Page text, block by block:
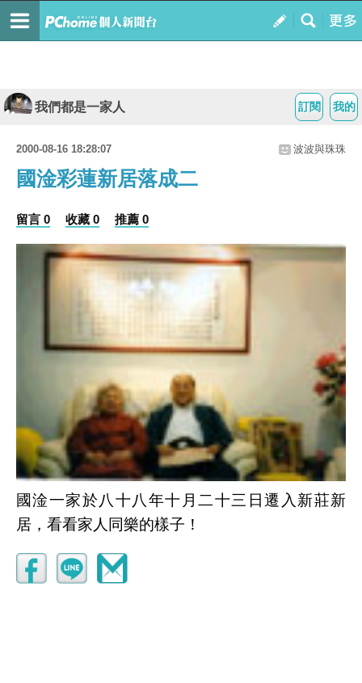
我的
訂閱
我們都是一家人
2000-08-16 18:28:07 波波與珠珠
國淦彩蓮新居落成二
留言 0 收藏 0 推薦 0
國淦一家於八十八年十月二十三日遷入新莊新
居，看看家人同樂的樣子！